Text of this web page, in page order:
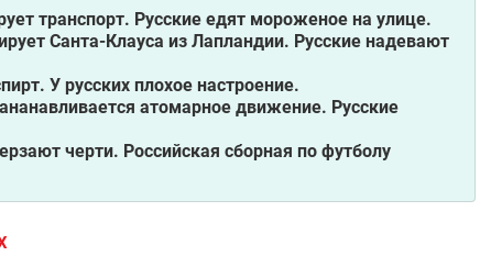
транспорт. Русские едят мороженое на улице.
Санта-Клауса из Лапландии. Русские надевают
У русских плохое настроение.
атомарное движение. Русские
черти. Российская сборная по футболу